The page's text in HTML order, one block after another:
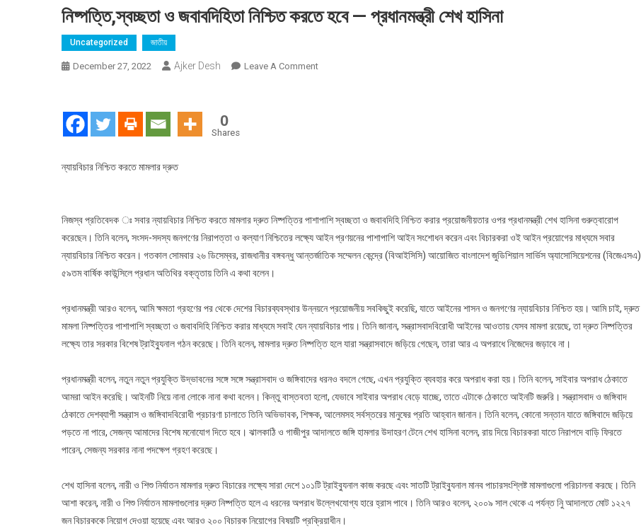
নিষ্পত্তি,স্বচ্ছতা ও জবাবদিহিতা নিশ্চিত করতে হবে — প্রধানমন্ত্রী শেখ হাসিনা
Uncategorized জাতীয়
December 27, 2022 Ajker Desh Leave A CommentOn
0
Shares
ন্যায়বিচার নিশ্চিত করতে মামলার দ্রুত
নিজস্ব প্রতিবেদক ঃ সবার ন্যায়বিচার নিশ্চিত করতে মামলার দ্রুত নিষ্পত্তির পাশাপাশি স্বচ্ছতা ও জবাবদিহি নিশ্চিত করার প্রয়োজনীয়তার ওপর প্রধানমন্ত্রী শেখ হাসিনা গুরুত্বারোপ
করেছেন। তিনি বলেন, সংসদ-সদস্য জনগণের নিরাপত্তা ও কল্যাণ নিশ্চিতের লক্ষ্যে আইন প্রণয়নের পাশাপাশি আইন সংশোধন করেন এবং বিচারকরা ওই আইন প্রয়োগের মাধ্যমে সবার
ন্যায়বিচার নিশ্চিত করেন। গতকাল সোমবার ২৬ ডিসেম্বর, রাজধানীর বঙ্গবন্ধু আন্তর্জাতিক সম্মেলন কেন্দ্রে (বিআইসিসি) আয়োজিত বাংলাদেশ জুডিশিয়াল সার্ভিস অ্যাসোসিয়েশনের (বিজেএসএ)
৫৯তম বার্ষিক কাউন্সিলে প্রধান অতিথির বক্তৃতায় তিনি এ কথা বলেন।
প্রধানমন্ত্রী আরও বলেন, আমি ক্ষমতা গ্রহণের পর থেকে দেশের বিচারব্যবস্থার উন্নয়নে প্রয়োজনীয় সবকিছুই করেছি, যাতে আইনের শাসন ও জনগণের ন্যায়বিচার নিশ্চিত হয়। আমি চাই, দ্রুত
মামলা নিষ্পত্তির পাশাপাশি স্বচ্ছতা ও জবাবদিহি নিশ্চিত করার মাধ্যমে সবাই যেন ন্যায়বিচার পায়। তিনি জানান, সন্ত্রাসবাদবিরোধী আইনের আওতায় যেসব মামলা রয়েছে, তা দ্রুত নিষ্পত্তির
লক্ষ্যে তার সরকার বিশেষ ট্রাইব্যুনাল গঠন করেছে। তিনি বলেন, মামলার দ্রুত নিষ্পত্তি হলে যারা সন্ত্রাসবাদে জড়িয়ে গেছেন, তারা আর এ অপরাধে নিজেদের জড়াবে না।
প্রধানমন্ত্রী বলেন, নতুন নতুন প্রযুক্তি উদ্ভাবনের সঙ্গে সঙ্গে সন্ত্রাসবাদ ও জঙ্গিবাদের ধরনও বদলে গেছে, এখন প্রযুক্তি ব্যবহার করে অপরাধ করা হয়। তিনি বলেন, সাইবার অপরাধ ঠেকাতে
আমরা আইন করেছি। আইনটি নিয়ে নানা লোকে নানা কথা বলেন। কিন্তু বাস্তবতা হলো, যেভাবে সাইবার অপরাধ বেড়ে যাচ্ছে, তাতে এটাকে ঠেকাতে আইনটি জরুরি। সন্ত্রাসবাদ ও জঙ্গিবাদ
ঠেকাতে দেশব্যাপী সন্ত্রাস ও জঙ্গিবাদবিরোধী প্রচারণা চালাতে তিনি অভিভাবক, শিক্ষক, আলেমসহ সর্বস্তরের মানুষের প্রতি আহ্বান জানান। তিনি বলেন, কোনো সন্তান যাতে জঙ্গিবাদে জড়িয়ে
পড়তে না পারে, সেজন্য আমাদের বিশেষ মনোযোগ দিতে হবে। ঝালকাঠি ও গাজীপুর আদালতে জঙ্গি হামলার উদাহরণ টেনে শেখ হাসিনা বলেন, রায় দিয়ে বিচারকরা যাতে নিরাপদে বাড়ি ফিরতে
পারেন, সেজন্য সরকার নানা পদক্ষেপ গ্রহণ করেছে।
শেখ হাসিনা বলেন, নারী ও শিশু নির্যাতন মামলার দ্রুত বিচারের লক্ষ্যে সারা দেশে ১০১টি ট্রাইব্যুনাল কাজ করছে এবং সাতটি ট্রাইব্যুনাল মানব পাচারসংশ্লিষ্ট মামলাগুলো পরিচালনা করছে। তিনি
আশা করেন, নারী ও শিশু নির্যাতন মামলাগুলোর দ্রুত নিষ্পত্তি হলে এ ধরনের অপরাধ উল্লেখযোগ্য হারে হ্রাস পাবে। তিনি আরও বলেন, ২০০৯ সাল থেকে এ পর্যন্ত নিু আদালতে মোট ১২২৭
জন বিচারককে নিয়োগ দেওয়া হয়েছে এবং আরও ২০০ বিচারক নিয়োগের বিষয়টি প্রক্রিয়াধীন।